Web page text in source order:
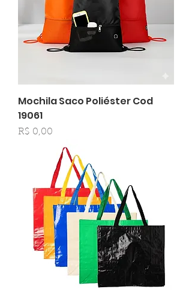
Mochila Saco Poliéster Cod
19061
Preço
R$ 0,00